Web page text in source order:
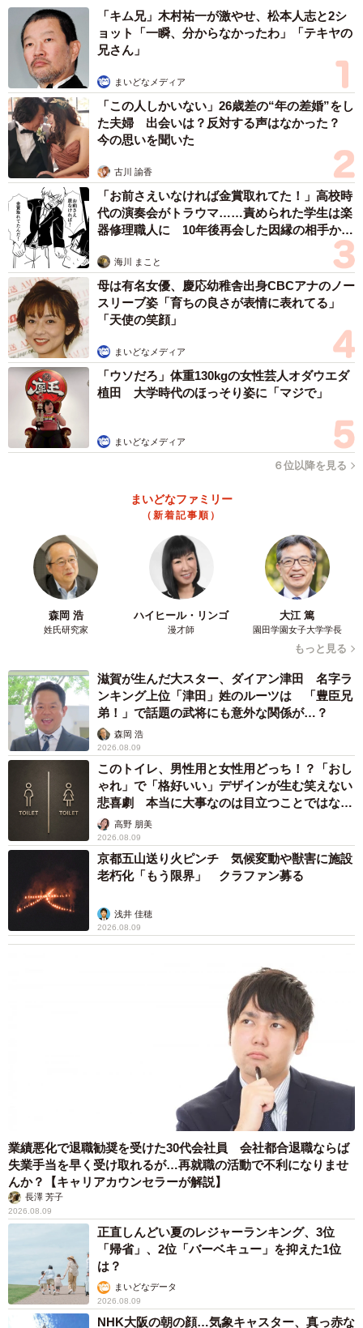
「キム兄」木村祐一が激やせ、松本人志と2シ
ョット「一瞬、分からなかったわ」「テキヤの
兄さん」
まいどなメディア
「この人しかいない」26歳差の“年の差婚”をし
た夫婦 出会いは？反対する声はなかった？
今の思いを聞いた
古川 諭香
「お前さえいなければ金賞取れてた！」高校時
代の演奏会がトラウマ……責められた学生は楽
器修理職人に 10年後再会した因縁の相手から
海川 まこと
母は有名女優、慶応幼稚舎出身CBCアナのノー
スリーブ姿「育ちの良さが表情に表れてる」
「天使の笑顔」
まいどなメディア
「ウソだろ」体重130kgの女性芸人オダウエダ
植田 大学時代のほっそり姿に「マジで」
まいどなメディア
６位以降を見る
まいどなファミリー
（新着記事順）
森岡 浩
姓氏研究家
ハイヒール・リンゴ
漫才師
大江 篤
園田学園女子大学学長
もっと見る
滋賀が生んだ大スター、ダイアン津田 名字ラ
ンキング上位「津田」姓のルーツは 「豊臣兄
弟！」で話題の武将にも意外な関係が…？
森岡 浩
2026.08.09
このトイレ、男性用と女性用どっち！？「おし
ゃれ」で「格好いい」デザインが生む笑えない
悲喜劇 本当に大事なのは目立つことではな
く…高野 朋美
2026.08.09
京都五山送り火ピンチ 気候変動や獣害に施設
老朽化「もう限界」 クラファン募る
浅井 佳穂
2026.08.09
業績悪化で退職勧奨を受けた30代会社員 会社都合退職ならば
失業手当を早く受け取れるが…再就職の活動で不利になりませ
んか？【キャリアカウンセラーが解説】
長澤 芳子
2026.08.09
正直しんどい夏のレジャーランキング、3位
「帰省」、2位「バーベキュー」を抑えた1位
は？
まいどなデータ
2026.08.09
NHK大阪の朝の顔…気象キャスター、真っ赤な